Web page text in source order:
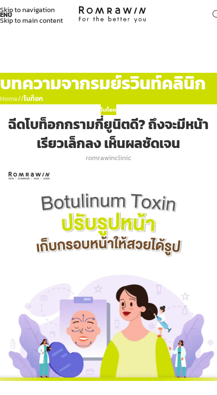
Skip to navigation
Skip to main content
บทความจากรมย์รวินท์คลินิก
Home/ โบท็อก
โบท็อก
ฉีดโบท็อกกรามกี่ยูนิตดี? ถึงจะมีหน้า
เรียวเล็กลง เห็นผลชัดเจน
romrawinclinic